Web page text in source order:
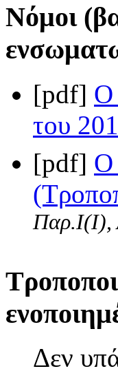
Νόμοι
[pdf] Ο
του
[pdf] Ο
Παρ.Ι(I),
Δεν